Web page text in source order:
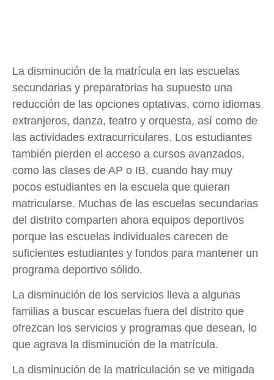
La disminución de la matrícula en las escuelas
secundarias y preparatorias ha supuesto una
reducción de las opciones optativas, como idiomas
extranjeros, danza, teatro y orquesta, así como de
las actividades extracurriculares. Los estudiantes
también pierden el acceso a cursos avanzados,
como las clases de AP o IB, cuando hay muy
pocos estudiantes en la escuela que quieran
matricularse. Muchas de las escuelas secundarias
del distrito comparten ahora equipos deportivos
porque las escuelas individuales carecen de
suficientes estudiantes y fondos para mantener un
programa deportivo sólido.
La disminución de los servicios lleva a algunas
familias a buscar escuelas fuera del distrito que
ofrezcan los servicios y programas que desean, lo
que agrava la disminución de la matrícula.
La disminución de la matriculación se ve mitigada